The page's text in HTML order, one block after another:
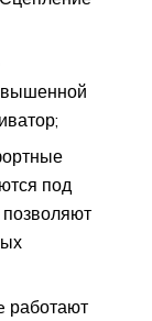
под
работают